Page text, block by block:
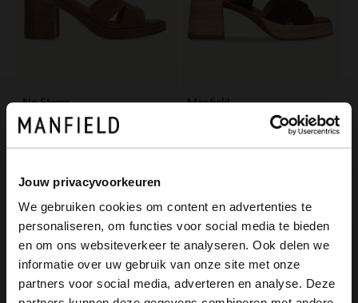
Jouw privacyvoorkeuren
We gebruiken cookies om content en advertenties te
personaliseren, om functies voor social media te bieden
en om ons websiteverkeer te analyseren. Ook delen we
informatie over uw gebruik van onze site met onze
partners voor social media, adverteren en analyse. Deze
No Stress
109.99
87.99
Manfield
Bruine suède sandalen met blokhak
109.99
×
View this website in English?
It looks like your language isn't Dutch. Would